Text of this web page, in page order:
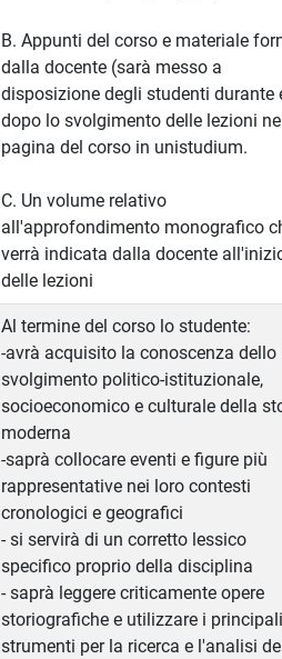
B. Appunti del corso e materiale
dalla docente (sarà messo a
disposizione degli studenti durante
dopo lo svolgimento delle lezioni
pagina del corso in unistudium.
C. Un volume relativo
all'approfondimento monografico
verrà indicata dalla docente
delle lezioni
Al termine del corso lo studente:
-avrà acquisito la conoscenza dello
svolgimento politico-istituzionale,
socioeconomico e culturale della
moderna
-saprà collocare eventi e figure più
rappresentative nei loro contesti
cronologici e geografici
- si servirà di un corretto lessico
specifico proprio della disciplina
- saprà leggere criticamente opere
storiografiche e utilizzare i principali
strumenti per la ricerca e l'analisi